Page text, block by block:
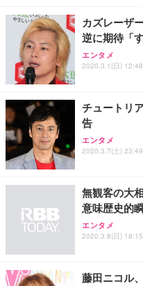
カズレーザ
逆に期待「
エンタメ
2020.3.1(日) 12:48
チュートリ
告
エンタメ
2020.3.7(土) 23:49
無観客の大
意味歴史的
エンタメ
2020.3.8(日) 18:15
藤田ニコル